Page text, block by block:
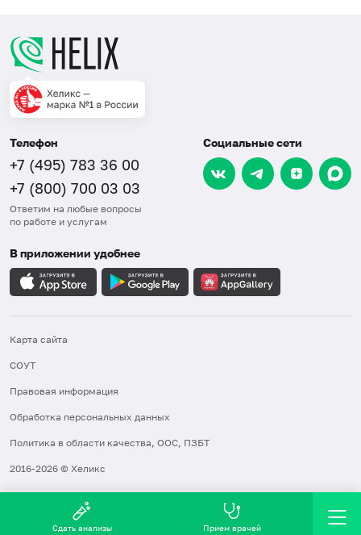
Телефон
+7 (495) 783 36 00
+7 (800) 700 03 03
Ответим на любые вопросы
по работе и услугам
Социальные сети
В приложении удобнее
Карта сайта
СОУТ
Правовая информация
Обработка персональных данных
Политика в области качества, ООС, ПЗБТ
2016-2026 © Хеликс
Сдать анализы Прием врачей